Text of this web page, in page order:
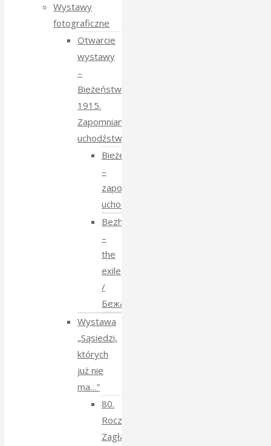
Wystawy
fotograficzne
Otwarcie
wystawy
–
Bieżeństwo
1915.
Zapomniane
uchodźstwo
Bieżeństwo
–
zapomniane
uchodźstwo
Bezhenstvo
–
the
exile
/
Бежанства
Wystawa
„Sąsiedzi,
których
już nie
ma…”
80.
Rocznica
Zagłady